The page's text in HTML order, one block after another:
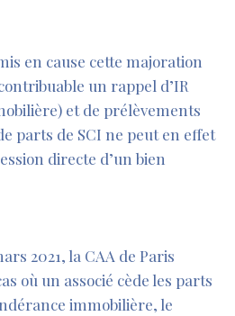
en cause cette majoration
un rappel d’IR
et de prélèvements
parts de SCI ne peut en effet
directe d’un bien
2021, la CAA de Paris
où un associé cède les parts
immobilière, le